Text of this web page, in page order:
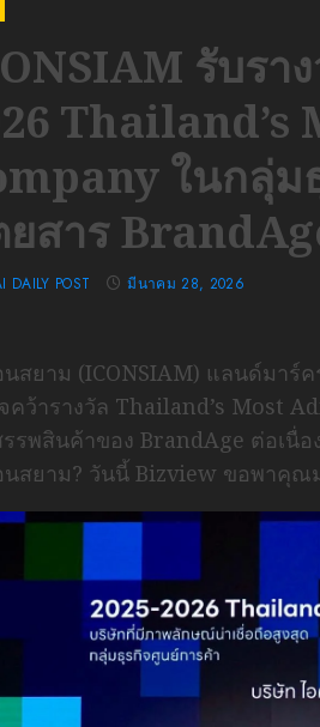
รับรา
ในกลุ่ม
สาร
DAILY POST มีนาคม 28, 2026
สยาม (ICONSIAM) แลนด์มาร์
จคว้ารางวัล Thailand’s Most
รพสินค้าของ BrandAge ต่อเนื่
นสยาม? วันนี้ Bizview ขอพาคุณ